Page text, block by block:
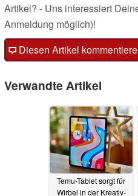
Artikel? - Uns interessiert
Anmeldung möglich)!
Diesen Artikel
Verwandte Artikel
Temu-Tablet sorgt für
Wirbel in der Kreativ-